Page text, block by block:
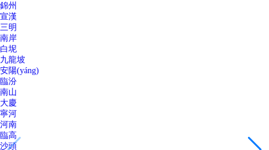
錦州
宣漢
三明
南岸
白坭
九龍坡
安陽(yáng)
臨汾
南山
大慶
寧河
河南
臨高
沙頭